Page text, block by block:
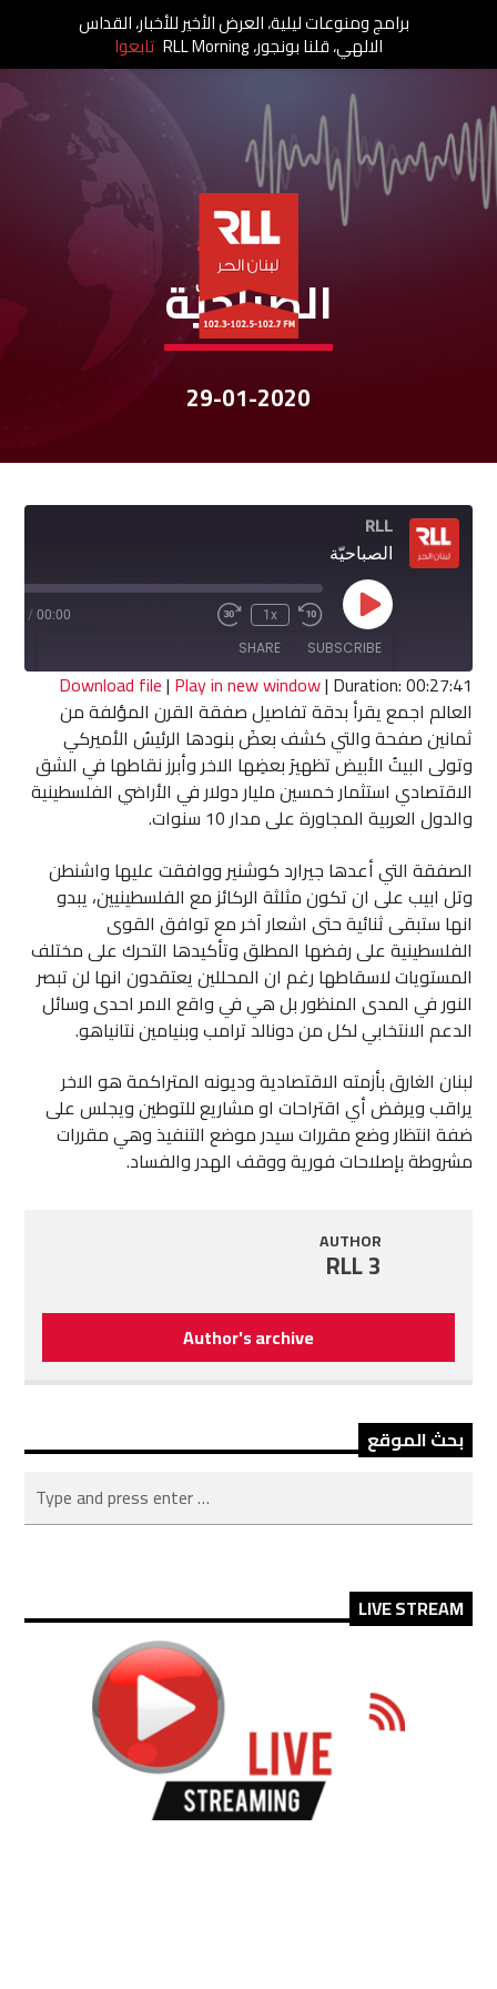
نشرات الأخبار
الصباحيّة
29-01-2020
RLL
الصباحيّة
Play
Episode
Rewind
10
Seconds
1x
Fast
seconds
00:00
/
SUBSCRIBE
SHARE
RSS FEED
SHARE
LINK
EMBED
Download file| Play in new window| Duration: 00:27:41
العالم اجمع يقرأ بدقة تفاصيل صفقة القرن المؤلفة من
ثمانين صفحة والتي كشف بعضَ بنودها الرئيسُ الأميركي
وتولى البيتُ الأبيض تظهيرَ بعضِها الاخر وأبرز نقاطها في الشق
الاقتصادي استثمار خمسين مليار دولار في الأراضي الفلسطينية
والدول العربية المجاورة على مدار 10 سنوات.
الصفقة التي أعدها جيرارد كوشنير ووافقت عليها واشنطن
وتل ابيب على ان تكون مثلثة الركائز مع الفلسطينيين، يبدو
انها ستبقى ثنائية حتى اشعار آخر مع توافق القوى
الفلسطينية على رفضها المطلق وتأكيدها التحرك على مختلف
المستويات لاسقاطها رغم ان المحللين يعتقدون انها لن تبصر
النور في المدى المنظور بل هي في واقع الامر احدى وسائل
الدعم الانتخابي لكل من دونالد ترامب وبنيامين نتانياهو.
لبنان الغارق بأزمته الاقتصادية وديونه المتراكمة هو الاخر
يراقب ويرفض أي اقتراحات او مشاريع للتوطين ويجلس على
ضفة انتظار وضع مقررات سيدر موضع التنفيذ وهي مقررات
مشروطة بإصلاحات فورية ووقف الهدر والفساد.
AUTHOR
RLL 3
Author's archive
بحث الموقع
LIVE STREAM
برامج ومنوعات ليلية، العرض الأخير للأخبار، القداس
الالهي، قلنا بونجور، RLL Morning تابعوا